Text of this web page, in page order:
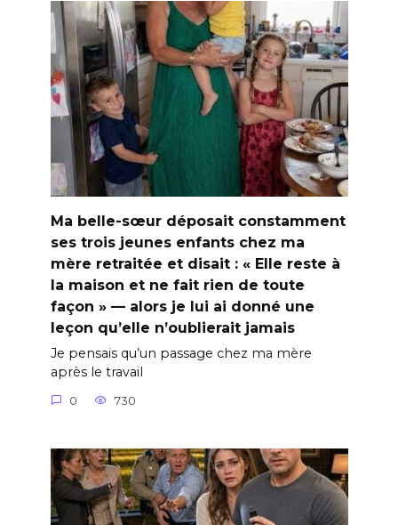
Ma belle-sœur déposait constamment
ses trois jeunes enfants chez ma
mère retraitée et disait : « Elle reste à
la maison et ne fait rien de toute
façon » — alors je lui ai donné une
leçon qu’elle n’oublierait jamais
Je pensais qu’un passage chez ma mère
après le travail
0 730